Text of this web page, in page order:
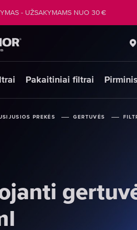
Pakaitiniai filtrai
- UŽSAKYMAMS NUO 30 €
PREKĖS GERTUVĖS
PREKĖS GERTUVĖS
PREKĖS GERTUVĖS